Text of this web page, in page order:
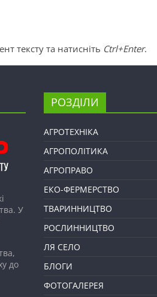
тексту та натисніть Ctrl+Enter.
У
до
РОЗДІЛИ
АГРОТЕХНІКА
АГРОПОЛІТИКА
АГРОПРАВО
ЕКО-ФЕРМЕРСТВО
ТВАРИННИЦТВО
РОСЛИННИЦТВО
ЛЯ СЕЛО
БЛОГИ
ФОТОГАЛЕРЕЯ